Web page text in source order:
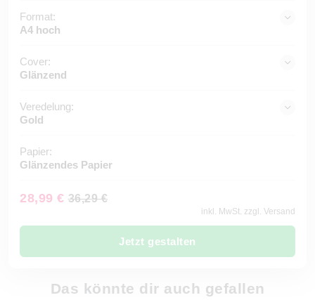
Format:
A4 hoch
Cover:
Glänzend
Veredelung:
Gold
Papier:
Glänzendes Papier
28,99 € 36,29 €
inkl. MwSt. zzgl. Versand
Jetzt gestalten
Das könnte dir auch gefallen